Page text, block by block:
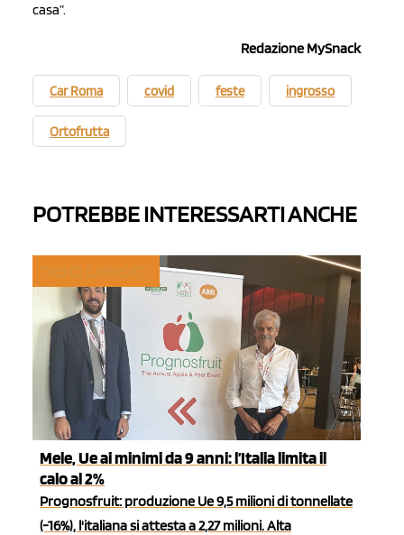
casa”.
Redazione MySnack
Car Roma covid feste ingrosso
Ortofrutta
POTREBBE INTERESSARTI ANCHE
Mele, Ue ai minimi da 9 anni: l’Italia limita il
calo al 2%
Prognosfruit: produzione Ue 9,5 milioni di tonnellate
(-16%), l'italiana si attesta a 2,27 milioni. Alta